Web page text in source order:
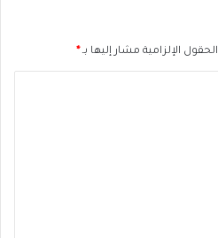
الحقول الإلزامية مشار إليها بـ*